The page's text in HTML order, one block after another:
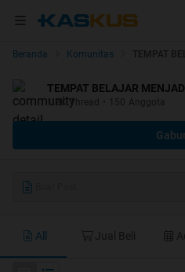
Beranda Komunitas TEMPAT
TEMPAT BELAJAR
1.2K Thread • 150 Anggota
All Jual Beli